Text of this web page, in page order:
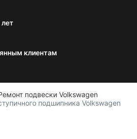
клиентам
подвески Volkswagen
подшипника Volkswagen